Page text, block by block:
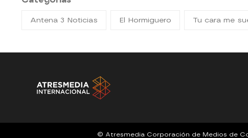
Antena 3 Noticias El Hormiguero Tu cara me
© Atresmedia Corporación de Medios de